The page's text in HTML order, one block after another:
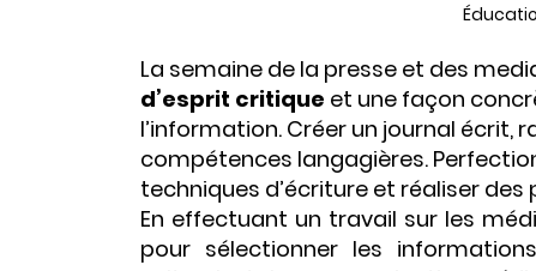
La semaine de la presse et des
d’esprit critique et une façon
l’information. Créer un journal écrit,
compétences langagières.
techniques d’écriture et réaliser des
En effectuant un travail sur les
pour sélectionner les